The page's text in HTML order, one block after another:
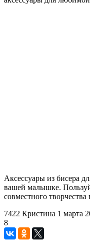
Аксессуары из бисера
вашей малышке.
совместного творчества
7422 Кристина 1 марта
8